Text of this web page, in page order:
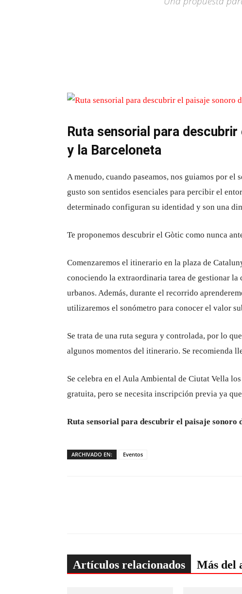
Ruta sensorial para
y la Barceloneta
A menudo, cuando paseamos, nos guiamos por
gusto son sentidos esenciales para percibir el
determinado configuran su identidad y son una
Te proponemos descubrir el Gòtic como nunca
Comenzaremos el itinerario en la plaza de
conociendo la extraordinaria tarea de gestionar
urbanos. Además, durante el recorrido
utilizaremos el sonómetro para conocer el valor
Se trata de una ruta segura y controlada, por lo
algunos momentos del itinerario. Se recomienda
Se celebra en el Aula Ambiental de Ciutat Vella
gratuita, pero se necesita inscripción previa ya
Ruta sensorial para descubrir el paisaje sonoro
ARCHIVADO EN: Eventos
Artículos relacionados Más del